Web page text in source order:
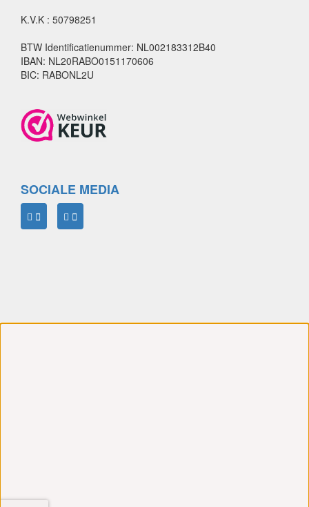
K.V.K : 50798251
BTW Identificatienummer: NL002183312B40
IBAN: NL20RABO0151170606
BIC: RABONL2U
SOCIALE MEDIA